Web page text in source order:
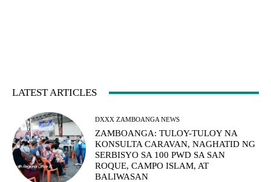
LATEST ARTICLES
DXXX ZAMBOANGA NEWS
ZAMBOANGA: TULOY-TULOY NA
KONSULTA CARAVAN, NAGHATID NG
SERBISYO SA 100 PWD SA SAN
ROQUE, CAMPO ISLAM, AT
BALIWASAN